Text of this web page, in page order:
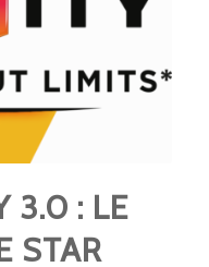
3.0 : LE
STAR